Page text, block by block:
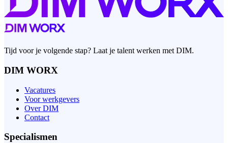
Tijd voor je volgende stap? Laat je talent werken met DIM.
DIM WORX
Vacatures
Voor werkgevers
Over DIM
Contact
Specialismen